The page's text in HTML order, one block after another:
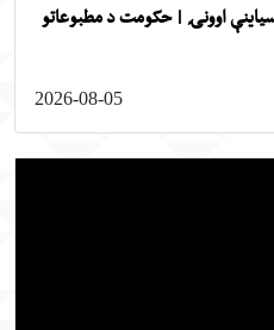
اوونۍ | حکومت د مطبوعاتو
2026-08-05